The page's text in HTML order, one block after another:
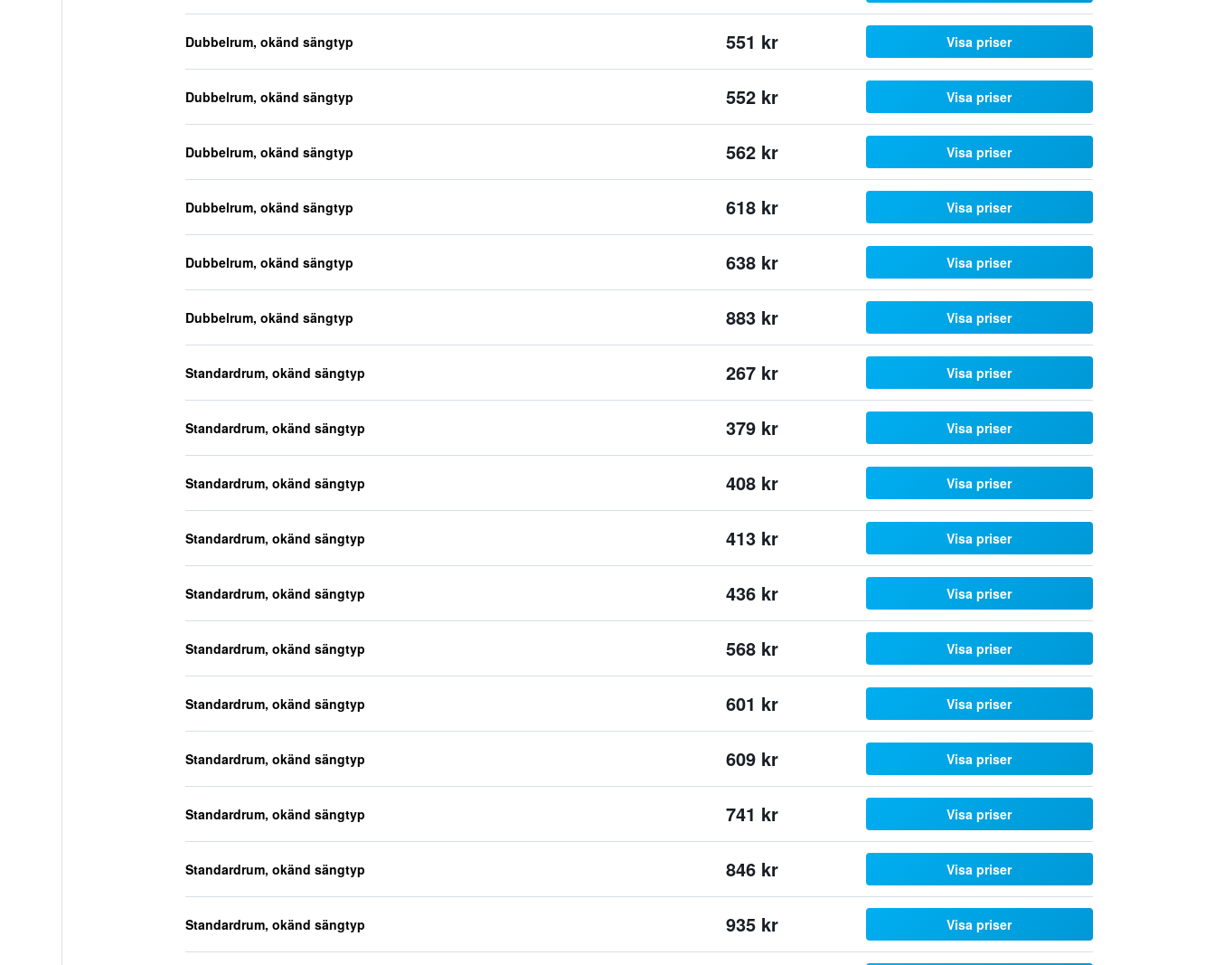
Dubbelrum, okänd sängtyp 551 kr Visa priser
Dubbelrum, okänd sängtyp 552 kr Visa priser
Dubbelrum, okänd sängtyp 562 kr Visa priser
Dubbelrum, okänd sängtyp 618 kr Visa priser
Dubbelrum, okänd sängtyp 638 kr Visa priser
Dubbelrum, okänd sängtyp 883 kr Visa priser
Standardrum, okänd sängtyp 267 kr Visa priser
Standardrum, okänd sängtyp 379 kr Visa priser
Standardrum, okänd sängtyp 408 kr Visa priser
Standardrum, okänd sängtyp 413 kr Visa priser
Standardrum, okänd sängtyp 436 kr Visa priser
Standardrum, okänd sängtyp 568 kr Visa priser
Standardrum, okänd sängtyp 601 kr Visa priser
Standardrum, okänd sängtyp 609 kr Visa priser
Standardrum, okänd sängtyp 741 kr Visa priser
Standardrum, okänd sängtyp 846 kr Visa priser
Standardrum, okänd sängtyp 935 kr Visa priser